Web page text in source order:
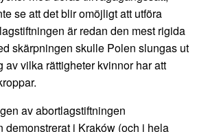
se att det blir omöjligt att utföra
är redan den mest rigida
skärpningen skulle Polen slungas ut
av vilka rättigheter kvinnor har att
av abortlagstiftningen
demonstrerat i Kraków (och i hela